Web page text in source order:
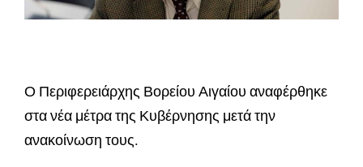
Ο Περιφερειάρχης Βορείου Αιγαίου αναφέρθηκε
στα νέα μέτρα της Κυβέρνησης μετά την
ανακοίνωση τους.